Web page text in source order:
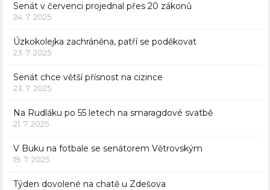
Senát v červenci projednal přes 20 zákonů
24. 7. 2025
Úzkokolejka zachráněna, patří se poděkovat
23. 7. 2025
Senát chce větší přísnost na cizince
23. 7. 2025
Na Rudláku po 55 letech na smaragdové svatbě
21. 7. 2025
V Buku na fotbale se senátorem Větrovským
19. 7. 2025
Týden dovolené na chatě u Zdešova